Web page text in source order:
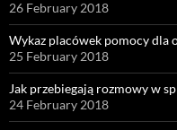
26 February 2018
Wykaz placówek pomocy dla
25 February 2018
Jak przebiegają rozmowy w
24 February 2018